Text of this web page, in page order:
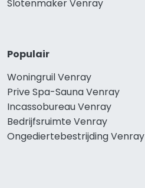
Slotenmaker Venray
Populair
Woningruil Venray
Prive Spa-Sauna Venray
Incassobureau Venray
Bedrijfsruimte Venray
Ongediertebestrijding Venray